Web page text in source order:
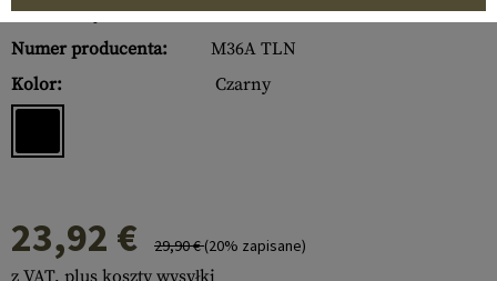
Numer artykułu:
10669706000
Numer producenta:
M36A TLN
Kolor:
Czarny
23,92 € 29,90 €(20% zapisane)
z VAT, plus koszty wysyłki